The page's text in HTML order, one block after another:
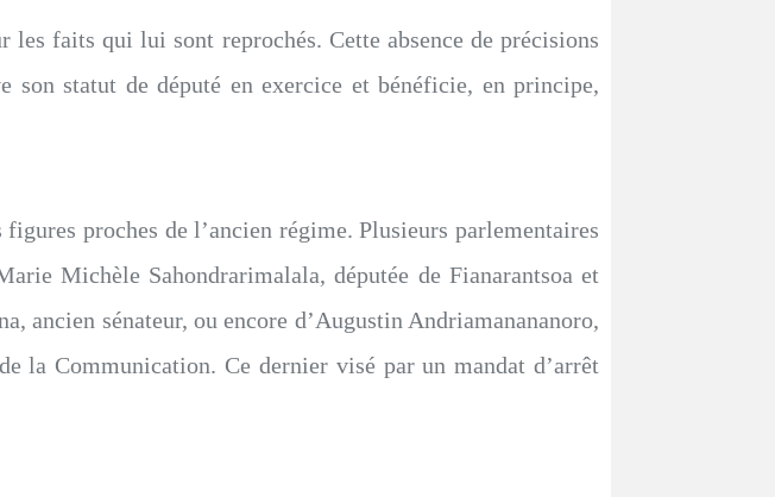
faits qui lui sont reprochés. Cette absence de précisions
son statut de député en exercice et bénéficie, en principe,
proches de l’ancien régime. Plusieurs parlementaires
Michèle Sahondrarimalala, députée de Fianarantsoa et
ancien sénateur, ou encore d’Augustin Andriamanananoro,
la Communication. Ce dernier visé par un mandat d’arrêt